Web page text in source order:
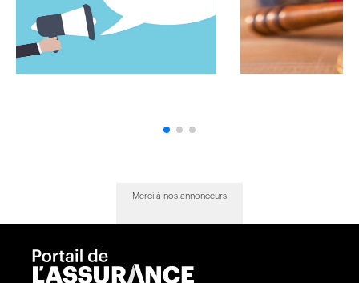
Merci à nos annonceurs